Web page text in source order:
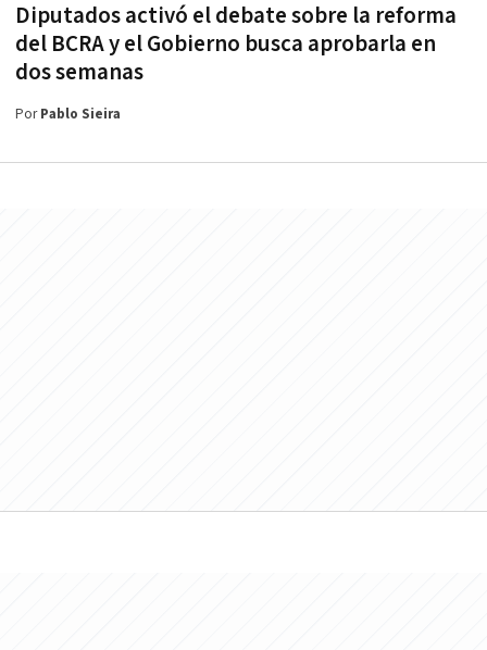
Diputados activó el debate sobre la reforma
del BCRA y el Gobierno busca aprobarla en
dos semanas
PorPablo Sieira